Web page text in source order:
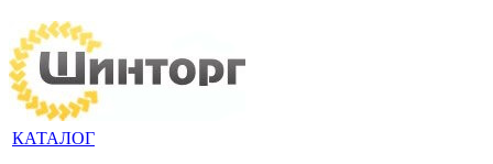
КАТАЛОГ